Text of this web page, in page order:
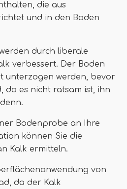
die aus
und in den Boden
durch liberale
verbessert. Der Boden
unterzogen werden, bevor
da es nicht ratsam ist, ihn
Bodenprobe an Ihre
können Sie die
Kalk ermitteln.
von
da der Kalk